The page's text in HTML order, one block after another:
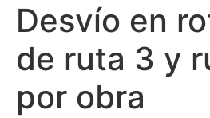
Desvío en
de ruta 3 y
por obra